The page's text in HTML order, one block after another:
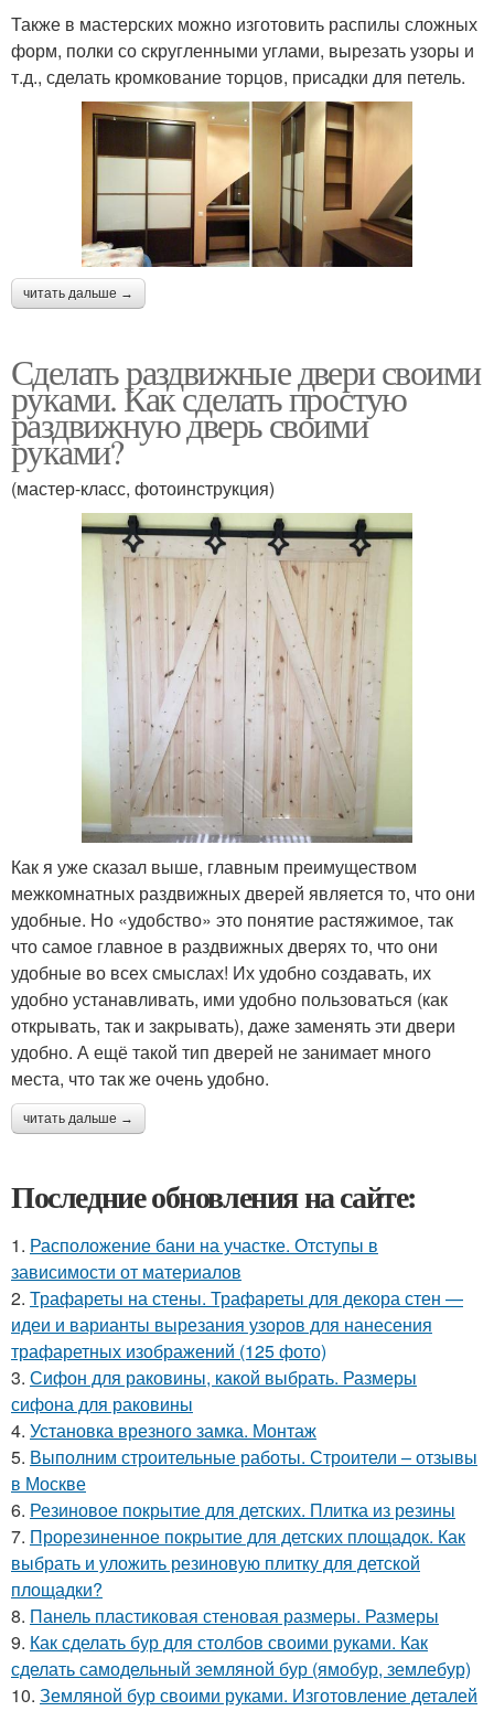
Также в мастерских можно изготовить распилы сложных
форм, полки со скругленными углами, вырезать узоры и
т.д., сделать кромкование торцов, присадки для петель.
читать дальше →
Сделать раздвижные двери своими
руками. Как сделать простую
раздвижную дверь своими
руками?
(мастер-класс, фотоинструкция)
Как я уже сказал выше, главным преимуществом
межкомнатных раздвижных дверей является то, что они
удобные. Но «удобство» это понятие растяжимое, так
что самое главное в раздвижных дверях то, что они
удобные во всех смыслах! Их удобно создавать, их
удобно устанавливать, ими удобно пользоваться (как
открывать, так и закрывать), даже заменять эти двери
удобно. А ещё такой тип дверей не занимает много
места, что так же очень удобно.
читать дальше →
Последние обновления на сайте:
1. Расположение бани на участке. Отступы в
зависимости от материалов
2. Трафареты на стены. Трафареты для декора стен —
идеи и варианты вырезания узоров для нанесения
трафаретных изображений (125 фото)
3. Сифон для раковины, какой выбрать. Размеры
сифона для раковины
4. Установка врезного замка. Монтаж
5. Выполним строительные работы. Строители – отзывы
в Москве
6. Резиновое покрытие для детских. Плитка из резины
7. Прорезиненное покрытие для детских площадок. Как
выбрать и уложить резиновую плитку для детской
площадки?
8. Панель пластиковая стеновая размеры. Размеры
9. Как сделать бур для столбов своими руками. Как
сделать самодельный земляной бур (ямобур, землебур)
10. Земляной бур своими руками. Изготовление деталей